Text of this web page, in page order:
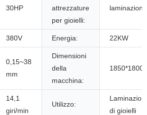
30HP
attrezzature
per gioielli:
laminazione
380V Energia: 22KW
0,15~38
mm
Dimensioni
della
macchina:
14,1
giri/min
Utilizzo:
di gioielli